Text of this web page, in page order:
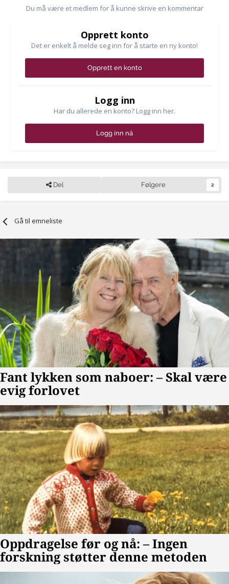
Du må være et medlem for å kunne skrive en kommentar
Opprett konto
Det er enkelt å melde seg inn for å starte en ny konto!
Opprett en konto
Logg inn
Har du allerede en konto? Logg inn her.
Logg inn nå
Del Følgere 2
Gå til emneliste